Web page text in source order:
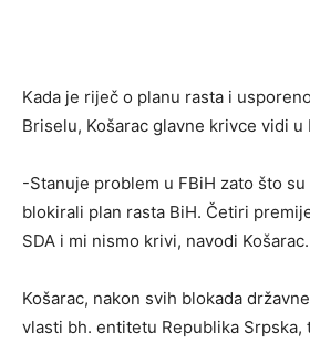
Kada je riječ o planu rasta i
Briselu, Košarac glavne krivce vidi u
-Stanuje problem u FBiH zato što
blokirali plan rasta BiH. Četiri
SDA i mi nismo krivi, navodi Košarac.
Košarac, nakon svih blokada
vlasti bh. entitetu Republika Srpska,